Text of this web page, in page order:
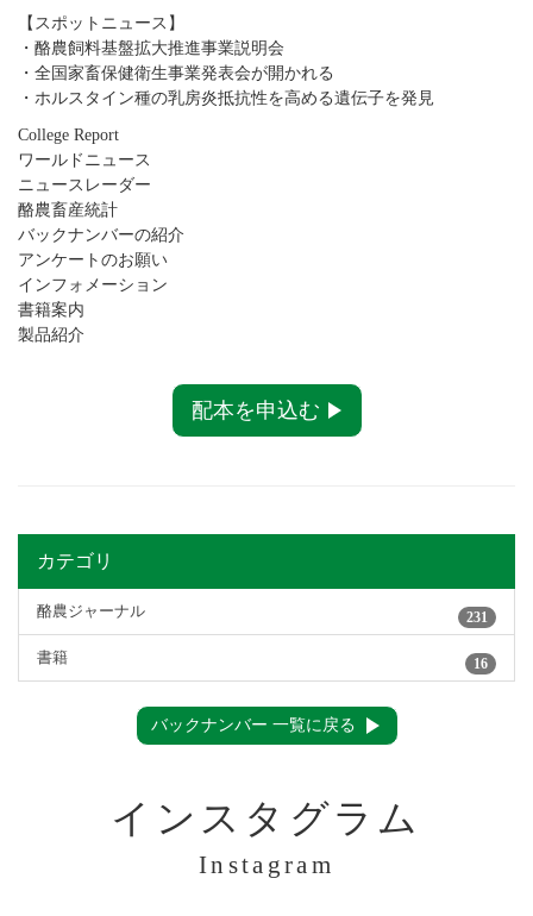
【スポットニュース】
・酪農飼料基盤拡大推進事業説明会
・全国家畜保健衛生事業発表会が開かれる
・ホルスタイン種の乳房炎抵抗性を高める遺伝子を発見
College Report
ワールドニュース
ニュースレーダー
酪農畜産統計
バックナンバーの紹介
アンケートのお願い
インフォメーション
書籍案内
製品紹介
配本を申込む
カテゴリ
酪農ジャーナル 231
書籍 16
バックナンバー 一覧に戻る
インスタグラム
Instagram